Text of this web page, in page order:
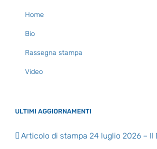
Home
Bio
Rassegna stampa
Video
ULTIMI AGGIORNAMENTI
Articolo di stampa 24 luglio 2026 – Il